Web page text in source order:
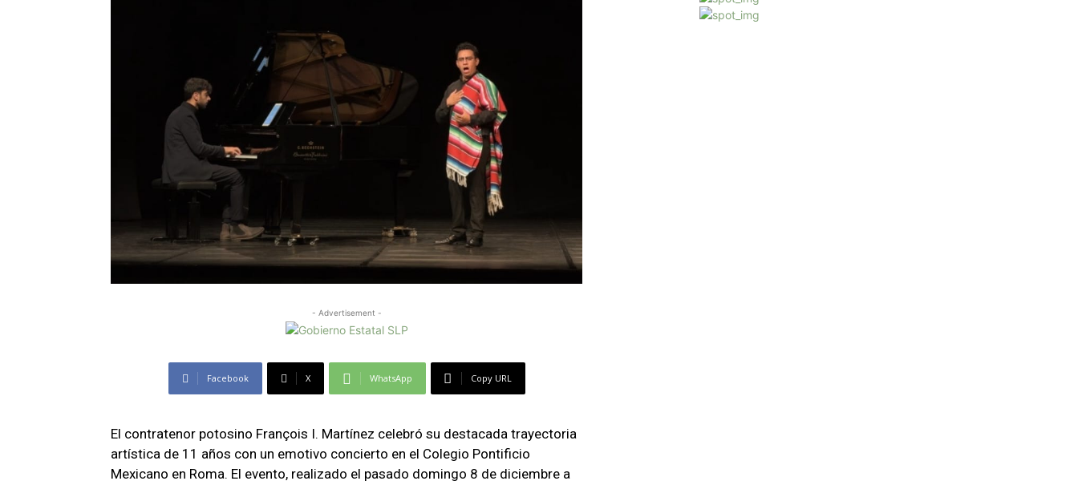
- Advertisement -
Facebook X WhatsApp Copy URL
El contratenor potosino François I. Martínez celebró su destacada trayectoria
artística de 11 años con un emotivo concierto en el Colegio Pontificio
Mexicano en Roma. El evento, realizado el pasado domingo 8 de diciembre a